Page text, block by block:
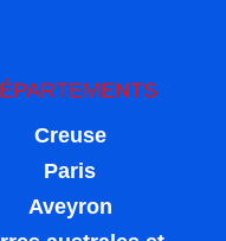
Creuse
Paris
Aveyron